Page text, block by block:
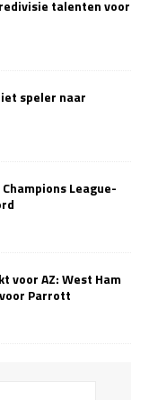
talenten voor
speler naar
League-
voor AZ: West Ham
Parrott